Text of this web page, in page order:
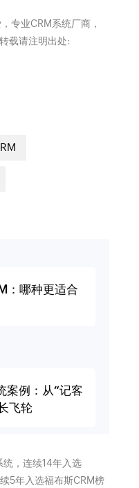
专业CRM系统厂商，
转载请注明出处:
：哪种更适合
案例：从“记客
飞轮
统，连续14年入选
5年入选福布斯CRM榜